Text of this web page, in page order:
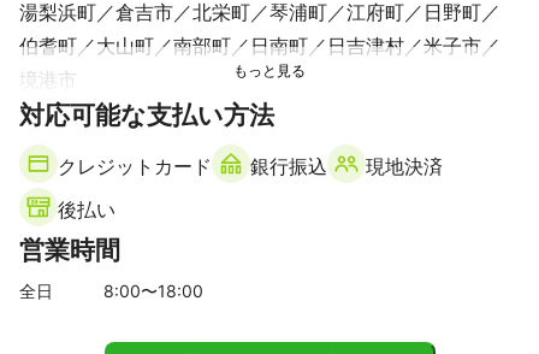
湯梨浜町
倉吉市 北栄町 琴浦町 江府町
日野町
伯耆町
大山町 南部町 日南町 日吉津村
米子市
境港市
【岡山県】
備前市 和気町 西粟倉村
勝央町
奈義町 久米南町 岡山市 美咲町
津山市
玉野市
早島町
真庭市
矢掛町
新庄村
笠岡市 新見市
対応可能な支払い方法
クレジットカード 銀行振込
現地決済
後払い
営業時間
全日 8:00〜18:00